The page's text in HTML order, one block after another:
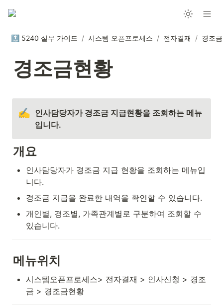
🔝 5240 실무 가이드 / 시스템 오픈프로세스 / 전자결재 / 경조금
경조금현황
✍️ 인사담당자가 경조금 지급현황을 조회하는 메뉴
입니다.
개요
인사담당자가 경조금 지급 현황을 조회하는 메뉴입
니다.
경조금 지급을 완료한 내역을 확인할 수 있습니다.
개인별, 경조별, 가족관계별로 구분하여 조회할 수
있습니다.
메뉴위치
시스템오픈프로세스> 전자결재 > 인사신청 > 경조
금 > 경조금현황